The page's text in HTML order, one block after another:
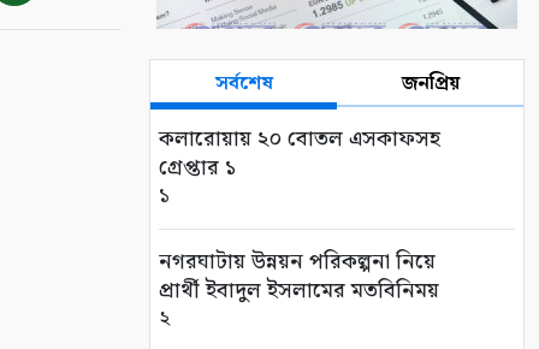
সর্বশেষ জনপ্রিয়
কলারোয়ায় ২০ বোতল এসকাফসহ
গ্রেপ্তার ১
১
নগরঘাটায় উন্নয়ন পরিকল্পনা নিয়ে
প্রার্থী ইবাদুল ইসলামের মতবিনিময়
২